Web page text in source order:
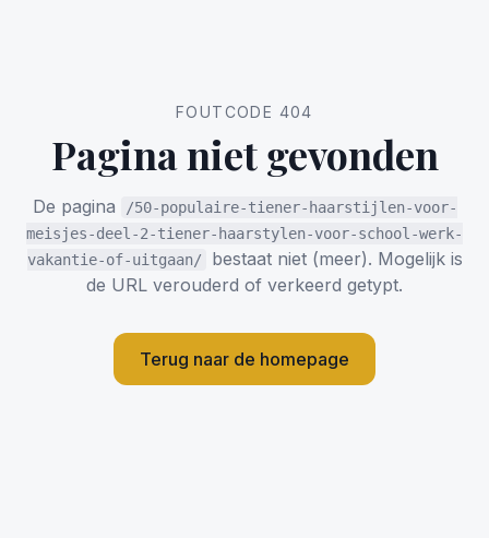
FOUTCODE 404
Pagina niet gevonden
De pagina
/50-populaire-tiener-haarstijlen-voor-
meisjes-deel-2-tiener-haarstylen-voor-school-werk-
vakantie-of-uitgaan/
bestaat niet (meer). Mogelijk is
de URL verouderd of verkeerd getypt.
Terug naar de homepage